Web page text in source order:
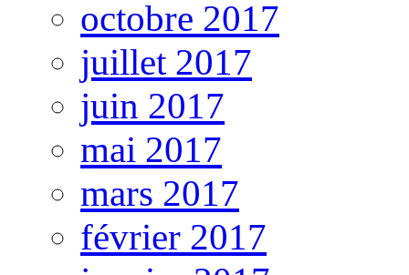
octobre 2017
juillet 2017
juin 2017
mai 2017
mars 2017
février 2017